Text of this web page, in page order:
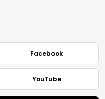
Facebook
YouTube